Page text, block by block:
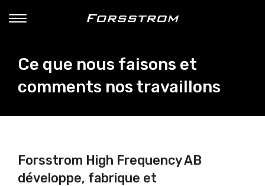
Ce que nous faisons et
comments nos travaillons
Forsstrom High Frequency AB
développe, fabrique et